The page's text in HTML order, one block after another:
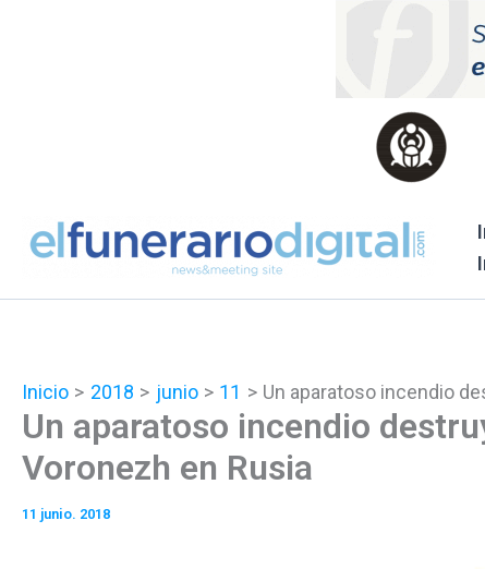
Inicio 2018 junio 11 Un aparatoso incendio
Un aparatoso incendio
Voronezh en Rusia
11 junio. 2018